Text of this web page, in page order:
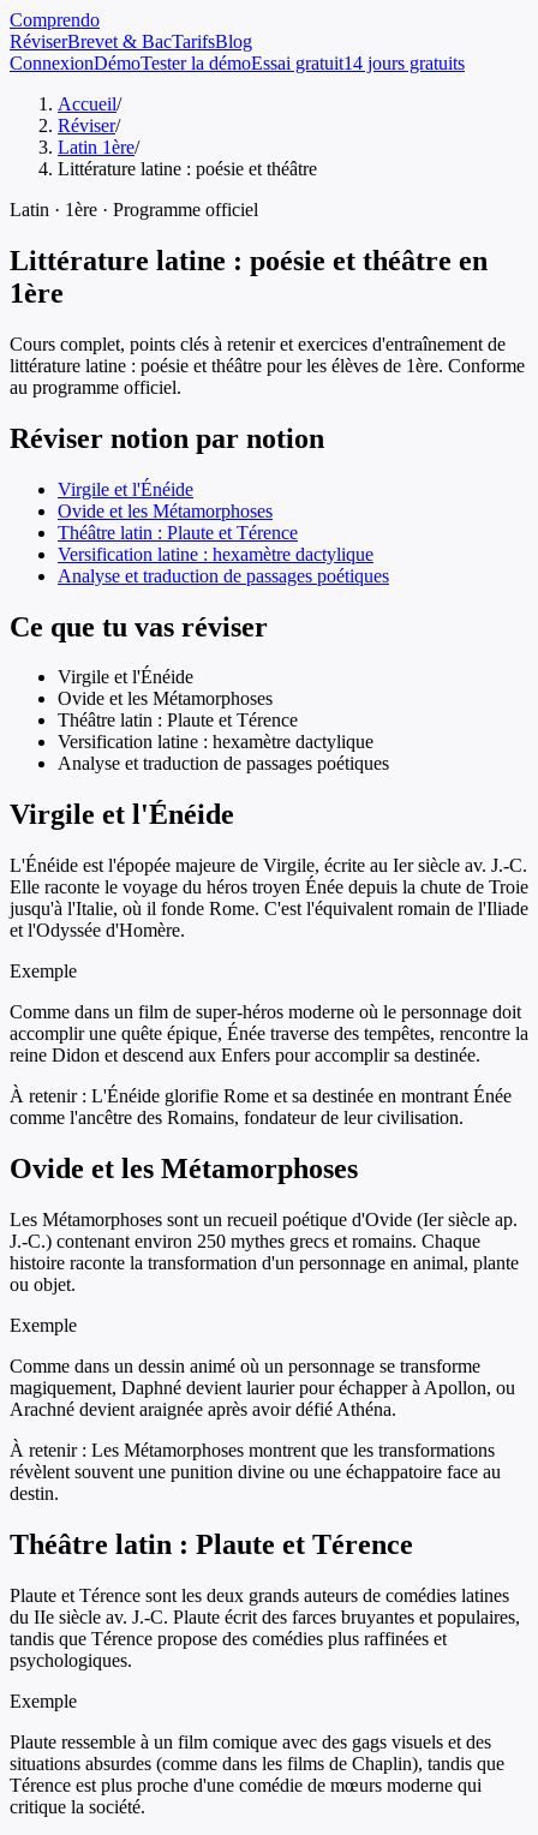
Comprendo
RéviserBrevet & BacTarifsBlog
ConnexionDémoTester la démoEssai gratuit14 jours gratuits
Accueil/
Réviser/
Latin 1ère/
Littérature latine : poésie et théâtre
Latin · 1ère · Programme officiel
Littérature latine : poésie et théâtre en
1ère
Cours complet, points clés à retenir et exercices d'entraînement de
littérature latine : poésie et théâtre pour les élèves de 1ère. Conforme
au programme officiel.
Réviser notion par notion
Virgile et l'Énéide
Ovide et les Métamorphoses
Théâtre latin : Plaute et Térence
Versification latine : hexamètre dactylique
Analyse et traduction de passages poétiques
Ce que tu vas réviser
Virgile et l'Énéide
Ovide et les Métamorphoses
Théâtre latin : Plaute et Térence
Versification latine : hexamètre dactylique
Analyse et traduction de passages poétiques
Virgile et l'Énéide
L'Énéide est l'épopée majeure de Virgile, écrite au Ier siècle av. J.-C.
Elle raconte le voyage du héros troyen Énée depuis la chute de Troie
jusqu'à l'Italie, où il fonde Rome. C'est l'équivalent romain de l'Iliade
et l'Odyssée d'Homère.
Exemple
Comme dans un film de super-héros moderne où le personnage doit
accomplir une quête épique, Énée traverse des tempêtes, rencontre la
reine Didon et descend aux Enfers pour accomplir sa destinée.
À retenir : L'Énéide glorifie Rome et sa destinée en montrant Énée
comme l'ancêtre des Romains, fondateur de leur civilisation.
Ovide et les Métamorphoses
Les Métamorphoses sont un recueil poétique d'Ovide (Ier siècle ap.
J.-C.) contenant environ 250 mythes grecs et romains. Chaque
histoire raconte la transformation d'un personnage en animal, plante
ou objet.
Exemple
Comme dans un dessin animé où un personnage se transforme
magiquement, Daphné devient laurier pour échapper à Apollon, ou
Arachné devient araignée après avoir défié Athéna.
À retenir : Les Métamorphoses montrent que les transformations
révèlent souvent une punition divine ou une échappatoire face au
destin.
Théâtre latin : Plaute et Térence
Plaute et Térence sont les deux grands auteurs de comédies latines
du IIe siècle av. J.-C. Plaute écrit des farces bruyantes et populaires,
tandis que Térence propose des comédies plus raffinées et
psychologiques.
Exemple
Plaute ressemble à un film comique avec des gags visuels et des
situations absurdes (comme dans les films de Chaplin), tandis que
Térence est plus proche d'une comédie de mœurs moderne qui
critique la société.